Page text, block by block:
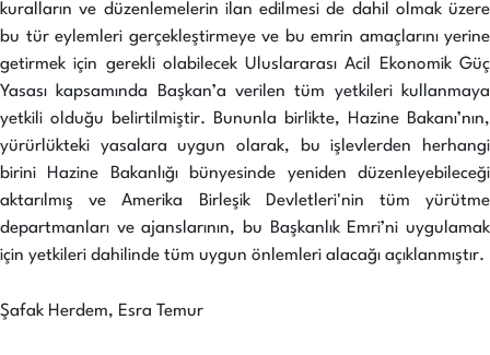
kuralların ve düzenlemelerin ilan edilmesi de dahil olmak üzere
bu tür eylemleri gerçekleştirmeye ve bu emrin amaçlarını yerine
getirmek için gerekli olabilecek Uluslararası Acil Ekonomik Güç
Yasası kapsamında Başkan’a verilen tüm yetkileri kullanmaya
yetkili olduğu belirtilmiştir. Bununla birlikte, Hazine Bakanı’nın,
yürürlükteki yasalara uygun olarak, bu işlevlerden herhangi
birini Hazine Bakanlığı bünyesinde yeniden düzenleyebileceği
aktarılmış ve Amerika Birleşik Devletleri'nin tüm yürütme
departmanları ve ajanslarının, bu Başkanlık Emri’ni uygulamak
için yetkileri dahilinde tüm uygun önlemleri alacağı açıklanmıştır.
Şafak Herdem, Esra Temur